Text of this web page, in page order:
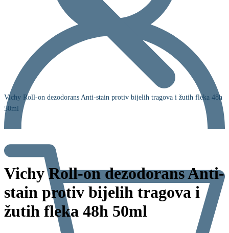
Vichy Roll-on dezodorans Anti-stain protiv bijelih tragova i žutih fleka 48h
50ml
Vichy Roll-on dezodorans Anti-
stain protiv bijelih tragova i
žutih fleka 48h 50ml